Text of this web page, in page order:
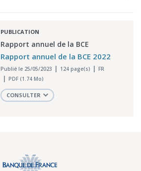
PUBLICATION
Rapport annuel de la BCE
Rapport annuel de la BCE 2022
Publié le 25/05/2023 124 page(s)
FR
PDF (1.74 Mo)
CONSULTER